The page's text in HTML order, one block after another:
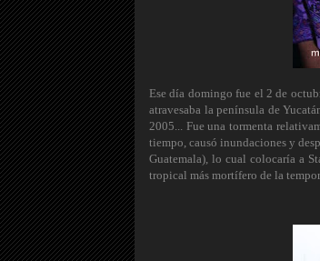
Ese día domingo fue el 2 de
atravesaba la península de
2005... Fue una tormenta
tiempo, causó inundaciones y
Guatemala), lo cual colocaría a
tropical más mortífero de la